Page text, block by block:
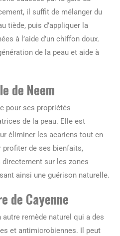
il suffit de mélanger du
tiède, puis d’appliquer la
à l’aide d’un chiffon doux.
de la peau et aide à
de Neem
pour ses propriétés
de la peau. Elle est
éliminer les acariens tout en
de ses bienfaits,
directement sur les zones
ainsi une guérison naturelle.
de Cayenne
autre remède naturel qui a des
et antimicrobiennes. Il peut